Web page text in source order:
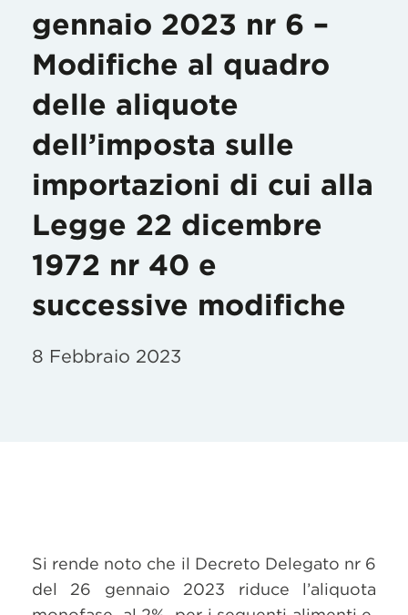
gennaio 2023 nr 6 –
Modifiche al quadro
delle aliquote
dell’imposta sulle
importazioni di cui alla
Legge 22 dicembre
1972 nr 40 e
successive modifiche
8 Febbraio 2023
Si rende noto che il Decreto Delegato nr 6
del 26 gennaio 2023 riduce l’aliquota